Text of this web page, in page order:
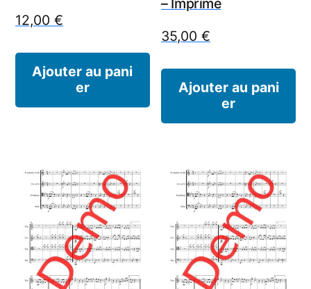
12,00 €
Ajouter au pani
er
– Imprimé
35,00€
Ajouter au pani
er